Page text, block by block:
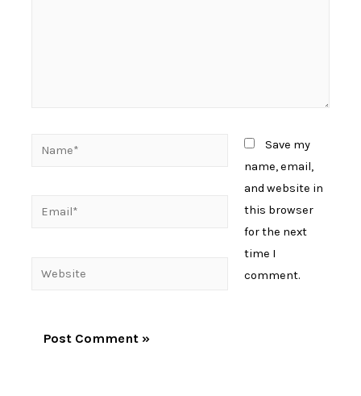
Name*
Email*
Website
Save my
name, email,
and website in
this browser
for the next
time I
comment.